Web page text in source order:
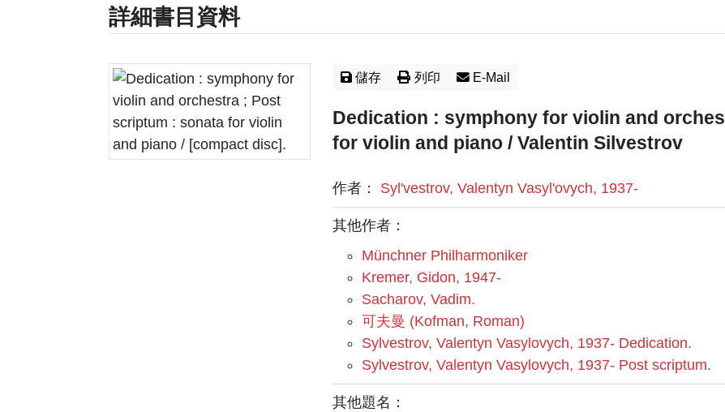
詳細書目資料
儲存 列印 E-Mail
Dedication : symphony for violin and
for violin and piano / Valentin Silvestrov
作者： Sylʹvestrov, Valentyn Vasylʹovych, 1937-
其他作者：
Münchner Philharmoniker
Kremer, Gidon, 1947-
Sacharov, Vadim.
可夫曼 (Kofman, Roman)
Sylvestrov, Valentyn Vasylovych, 1937- Dedication.
Sylvestrov, Valentyn Vasylovych, 1937- Post scriptum.
其他題名：